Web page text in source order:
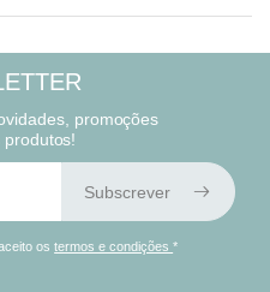
promoções
Subscrever
ostermos e condições*